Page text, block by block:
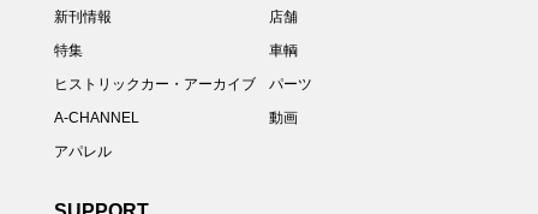
新刊情報
特集
ヒストリックカー・アーカイブ
A-CHANNEL
アパレル
店舗
車輌
パーツ
動画